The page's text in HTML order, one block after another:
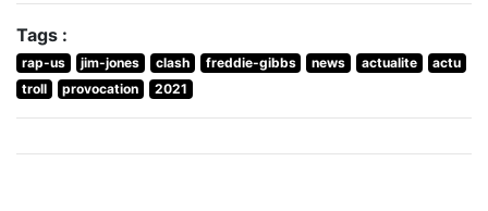
Tags :
rap-us jim-jones clash freddie-gibbs news actualite
actu
troll
provocation 2021